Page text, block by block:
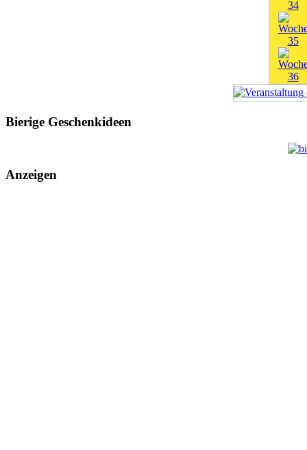
Bierige Geschenkideen
Anzeigen